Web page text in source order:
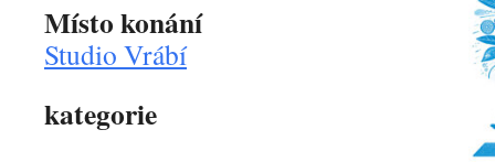
Místo konání
Studio Vrábí
kategorie